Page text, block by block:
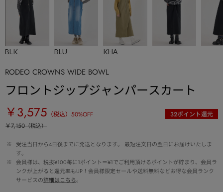
BLK BLU KHA
RODEO CROWNS WIDE BOWL
フロントジップジャンパースカート
￥3,575 （税込） 50%OFF 32ポイント還元
￥7,150（税込）
※
受注当日から4日後までに発送となります。 最短注文日の翌日にお届けいたしま
す。
※
会員様は、税抜¥100毎に1ポイント＝¥1でご利用頂けるポイントが貯まり、会員ラ
ンクが上がると還元率もUP！会員様限定セールや送料無料などお得な会員ランク
サービスの詳細はこちら。